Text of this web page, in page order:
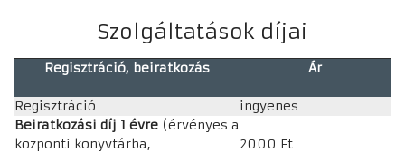
Szolgáltatások díjai
Regisztráció, beiratkozás Ár
Regisztráció
ingyenes
Beiratkozási díj 1 évre (érvényes a
központi könyvtárba,
2000 Ft